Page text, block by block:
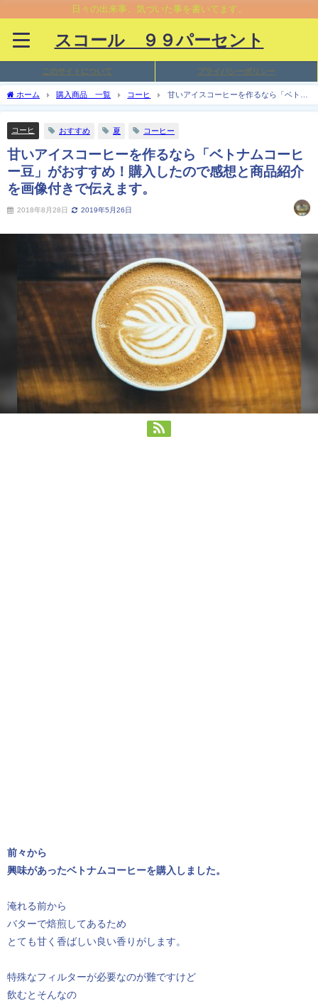
日々の出来事、気づいた事を書いてます。
スコール ９９パーセント
このサイトについて プライバシーポリシー
ホーム 購入商品 一覧 コーヒ
甘いアイスコーヒーを作るなら「ベトナ
コーヒ おすすめ 夏 コーヒー
甘いアイスコーヒーを作るなら「ベトナムコーヒ
ー豆」がおすすめ！購入したので感想と商品紹介
を画像付きで伝えます。
2018年8月28日 2019年5月26日
前々から
興味があったベトナムコーヒーを購入しました。
淹れる前から
バターで焙煎してあるため
とても甘く香ばしい良い香りがします。
特殊なフィルターが必要なのが難ですけど
飲むとそんなの